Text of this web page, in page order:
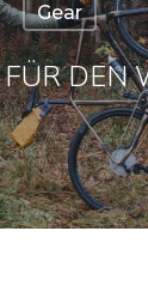
or ESC to close
Gear
DEN